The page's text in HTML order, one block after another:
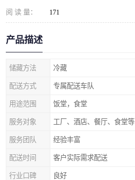
阅 读 量： 171
产品描述
储藏方法 冷藏
配送方式 专属配送车队
用途范围 饭堂，食堂
服务对象 工厂、酒店、餐厅、食堂等
服务团队 经验丰富
配送时间 客户实际需求配送
行业口碑 良好